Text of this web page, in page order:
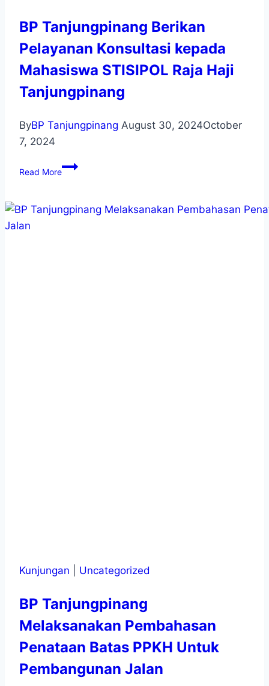
BP Tanjungpinang Berikan
Pelayanan Konsultasi kepada
Mahasiswa STISIPOL Raja Haji
Tanjungpinang
ByBP Tanjungpinang August 30, 2024October
7, 2024
Read More
Kunjungan Uncategorized
BP Tanjungpinang
Melaksanakan Pembahasan
Penataan Batas PPKH Untuk
Pembangunan Jalan